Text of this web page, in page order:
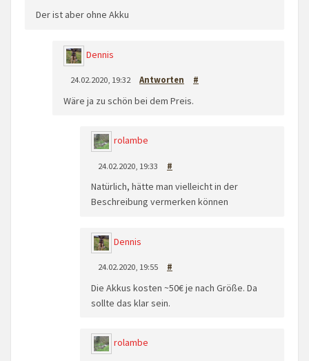
Der ist aber ohne Akku
Dennis
24.02.2020, 19:32 Antworten #
Wäre ja zu schön bei dem Preis.
rolambe
24.02.2020, 19:33 #
Natürlich, hätte man vielleicht in der
Beschreibung vermerken können
Dennis
24.02.2020, 19:55 #
Die Akkus kosten ~50€ je nach Größe. Da
sollte das klar sein.
rolambe